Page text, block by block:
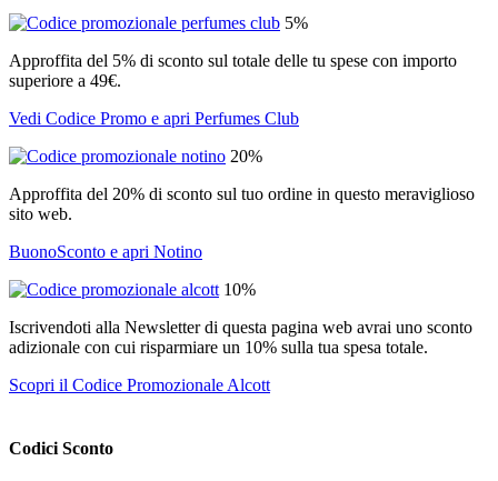
5%
Approffita del 5% di sconto sul totale delle tu spese con importo
superiore a 49€.
Vedi Codice Promo e apri Perfumes Club
20%
Approffita del 20% di sconto sul tuo ordine in questo meraviglioso
sito web.
BuonoSconto e apri Notino
10%
Iscrivendoti alla Newsletter di questa pagina web avrai uno sconto
adizionale con cui risparmiare un 10% sulla tua spesa totale.
Scopri il Codice Promozionale Alcott
Codici Sconto